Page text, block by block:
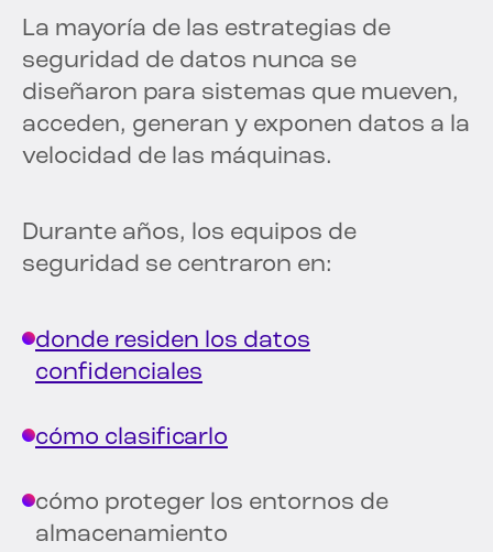
La mayoría de las estrategias de
seguridad de datos nunca se
diseñaron para sistemas que mueven,
acceden, generan y exponen datos a la
velocidad de las máquinas.
Durante años, los equipos de
seguridad se centraron en:
donde residen los datos
confidenciales
cómo clasificarlo
cómo proteger los entornos de
almacenamiento